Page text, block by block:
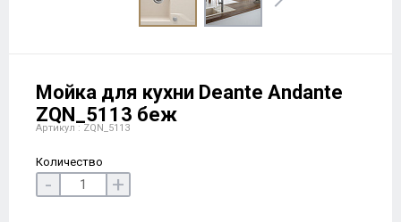
Мойка для кухни Deante Andante
ZQN_5113 беж
Артикул : ZQN_5113
Количество
- +